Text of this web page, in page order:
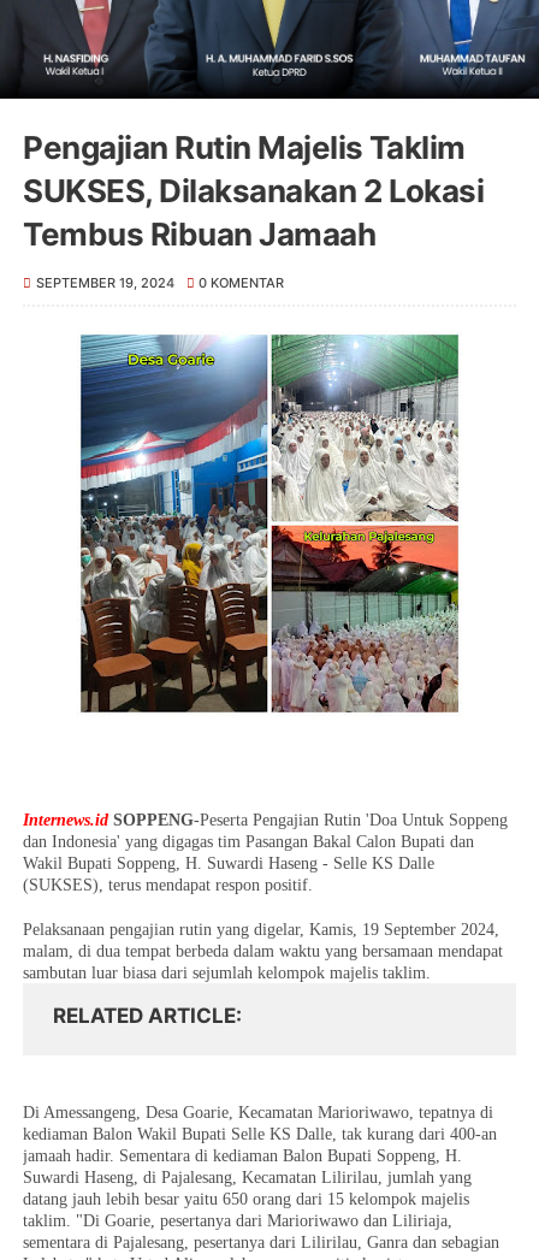
Pengajian Rutin Majelis Taklim
SUKSES, Dilaksanakan 2 Lokasi
Tembus Ribuan Jamaah
SEPTEMBER 19, 2024 0 KOMENTAR
Internews.idSOPPENG-Peserta Pengajian Rutin 'Doa Untuk Soppeng
dan Indonesia' yang digagas tim Pasangan Bakal Calon Bupati dan
Wakil Bupati Soppeng, H. Suwardi Haseng - Selle KS Dalle
(SUKSES), terus mendapat respon positif.
Pelaksanaan pengajian rutin yang digelar, Kamis, 19 September 2024,
malam, di dua tempat berbeda dalam waktu yang bersamaan mendapat
sambutan luar biasa dari sejumlah kelompok majelis taklim.
RELATED ARTICLE
Di Amessangeng, Desa Goarie, Kecamatan Marioriwawo, tepatnya di
kediaman Balon Wakil Bupati Selle KS Dalle, tak kurang dari 400-an
jamaah hadir. Sementara di kediaman Balon Bupati Soppeng, H.
Suwardi Haseng, di Pajalesang, Kecamatan Lilirilau, jumlah yang
datang jauh lebih besar yaitu 650 orang dari 15 kelompok majelis
taklim. "Di Goarie, pesertanya dari Marioriwawo dan Liliriaja,
sementara di Pajalesang, pesertanya dari Lilirilau, Ganra dan sebagian